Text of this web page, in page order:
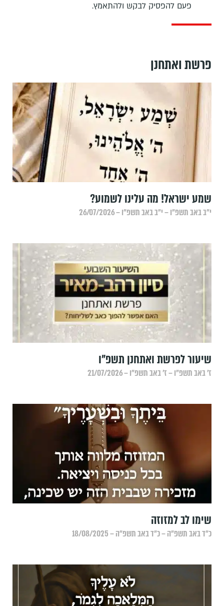
פעם להפסיק לבקש ולהתאמץ.
פרשת ואתחנן
שמע ישראל! מה עלינו לשמוע?
י״ב באב תשפ״ו – י״ב באב תשפ״ו – 26/07/2026
שיעור לפרשת ואתחנן תשפ"ו
ז׳ באב תשפ״ו – ז׳ באב תשפ״ו – 21/07/2026
שימו לב למזוזה
כ״ד באב תשפ״ה – כ״ד באב תשפ״ה – 18/08/2025